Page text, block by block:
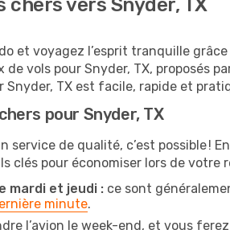
vers Snyder, TX
et voyagez l’esprit tranquille
vols pour Snyder, TX, proposés
Snyder, TX est facile, rapide et
pour Snyder, TX
de qualité, c’est possible !
clés pour économiser lors de votre
mardi et jeudi : ce sont
minute.
l’avion le week-end, et vous